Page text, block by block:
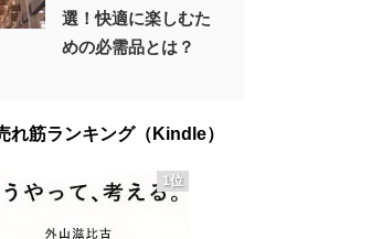
選！快適に楽しむた
めの必需品とは？
れ筋ランキング（Kindle）
1位